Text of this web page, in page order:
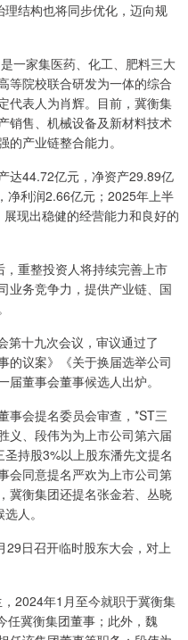
结构也将同步优化，迈向规
一家集医药、化工、肥料三大
等院校联合研发为一体的综合
代表人为肖辉。目前，冀衡集
销售、机械设备及新材料技术
产业链整合能力。
达44.72亿元，净资产29.89亿
净利润2.66亿元；2025年上半
现出稳健的经营能力和良好的
重整投资人将持续完善上市
业务竞争力，提供产业链、国
第十九次会议，审议通过了
的议案》《关于换届选举公司
董事会董事候选人出炉。
事会提名委员会审查，*ST三
义、段伟为为上市公司第六届
持股3%以上股东潘先文提名
会同意提名严欢为上市公司第
冀衡集团还提名张金若、丛晓
人。
29日召开临时股东大会，对上
2024年1月至今就职于冀衡集
任冀衡集团董事；此外，魏